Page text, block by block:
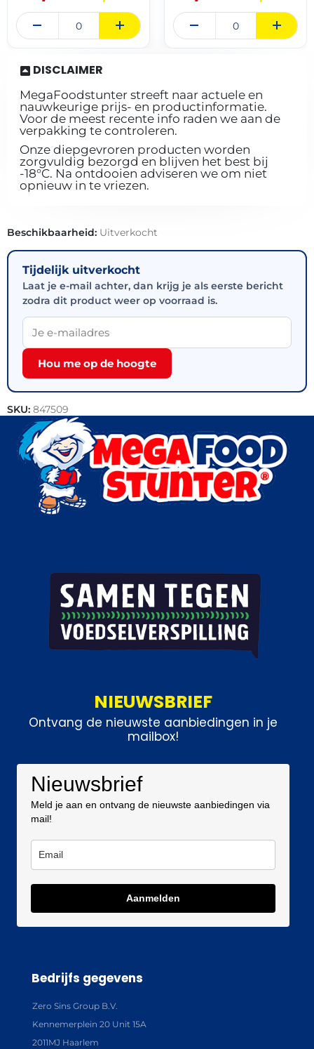
DISCLAIMER
MegaFoodstunter streeft naar actuele en
nauwkeurige prijs- en productinformatie.
Voor de meest recente info raden we aan de
verpakking te controleren.
Onze diepgevroren producten worden
zorgvuldig bezorgd en blijven het best bij
-18°C. Na ontdooien adviseren we om niet
opnieuw in te vriezen.
Beschikbaarheid: Uitverkocht
Tijdelijk uitverkocht
Laat je e-mail achter, dan krijg je als eerste bericht
zodra dit product weer op voorraad is.
Hou me op de hoogte
SKU: 847509
Categorieën:Bakkerij
NIEUWSBRIEF
Ontvang de nieuwste aanbiedingen in je
mailbox!
Nieuwsbrief
Meld je aan en ontvang de nieuwste aanbiedingen via
mail!
Aanmelden
Bedrijfs gegevens
Zero Sins Group B.V.
Kennemerplein 20 Unit 15A
2011MJ Haarlem